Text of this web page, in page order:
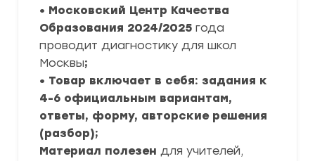
• Московский Центр Качества
Образования 2024/2025 года
проводит диагностику для школ
Москвы;
• Товар включает в себя: задания к
4-6 официальным вариантам,
ответы, форму, авторские решения
(разбор);
Материал полезен для учителей,